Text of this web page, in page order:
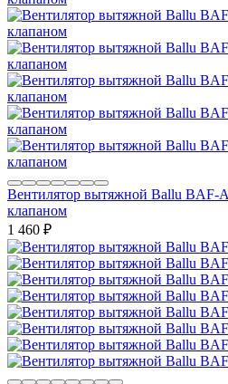
Вентилятор вытяжной Ballu BAF-
клапаном
1 460 ₽